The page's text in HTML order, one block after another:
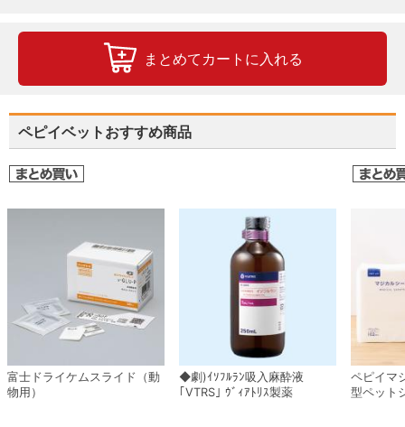
まとめてカートに入れる
ペピイベットおすすめ商品
富士ドライケムスライド（動
物用）
◆劇)ｲｿﾌﾙﾗﾝ吸入麻酔液
｢VTRS｣ ｳﾞｨｱﾄﾘｽ製薬
ペピイマ
型ペット